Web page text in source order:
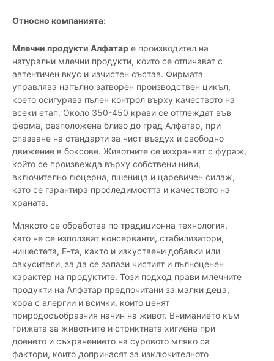
Относно компанията:
Млечни продукти Алфатар е производител на
натурални млечни продукти, които се отличават с
автентичен вкус и изчистен състав. Фирмата
управлява напълно затворен производствен цикъл,
което осигурява пълен контрол върху качеството на
всеки етап. Около 350-450 крави се отглеждат във
ферма, разположена близо до град Алфатар, при
спазване на стандарти за чист въздух и свободно
движение в боксове. Животните се изхранват с фураж,
който се произвежда върху собствени ниви,
включително люцерна, пшеница и царевичен силаж,
като се гарантира проследимостта и качеството на
храната.
Млякото се обработва по традиционна технология,
като не се използват консерванти, стабилизатори,
нишестета, Е-та, както и изкуствени добавки или
овкусители, за да се запази чистият и пълноценен
характер на продуктите. Този подход прави млечните
продукти на Алфатар предпочитани за малки деца,
хора с алергии и всички, които ценят
природосъобразния начин на живот. Вниманието към
грижата за животните и стриктната хигиена при
доенето и съхранението на суровото мляко са
фактори, които допринасят за изключителното